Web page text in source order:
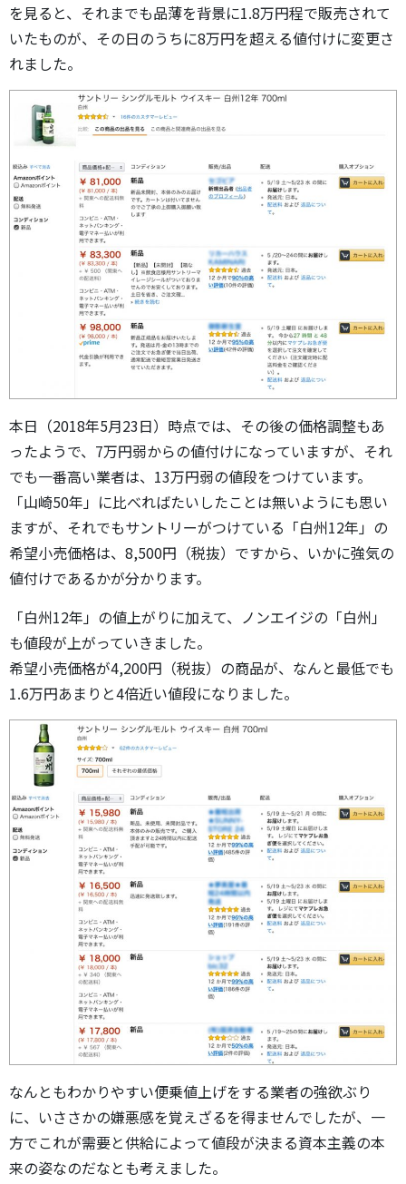
を見ると、それまでも品薄を背景に1.8万円程で販売されて
いたものが、その日のうちに8万円を超える値付けに変更さ
れました。
本日（2018年5月23日）時点では、その後の価格調整もあ
ったようで、7万円弱からの値付けになっていますが、それ
でも一番高い業者は、13万円弱の値段をつけています。
「山崎50年」に比べればたいしたことは無いようにも思い
ますが、それでもサントリーがつけている「白州12年」の
希望小売価格は、8,500円（税抜）ですから、いかに強気の
値付けであるかが分かります。
「白州12年」の値上がりに加えて、ノンエイジの「白州」
も値段が上がっていきました。
希望小売価格が4,200円（税抜）の商品が、なんと最低でも
1.6万円あまりと4倍近い値段になりました。
なんともわかりやすい便乗値上げをする業者の強欲ぶり
に、いささかの嫌悪感を覚えざるを得ませんでしたが、一
方でこれが需要と供給によって値段が決まる資本主義の本
来の姿なのだなとも考えました。